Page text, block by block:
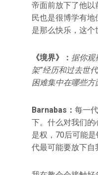
帝面前放下了他以
民也是很博学有
是那么快乐，这个
《境界》： 据你观
架”经历和过去世
困难集中在哪些方
Barnabas ： 每一
下。什么对我们
是权，70后可能是
代最可能要放下自